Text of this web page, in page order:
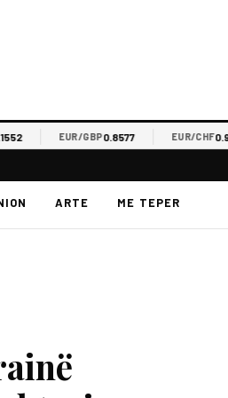
EUR/GBP0.8577 EUR/CHF0.9328
ARTE ME TEPER